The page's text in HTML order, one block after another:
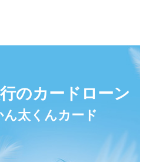
のカードローン
太くんカード